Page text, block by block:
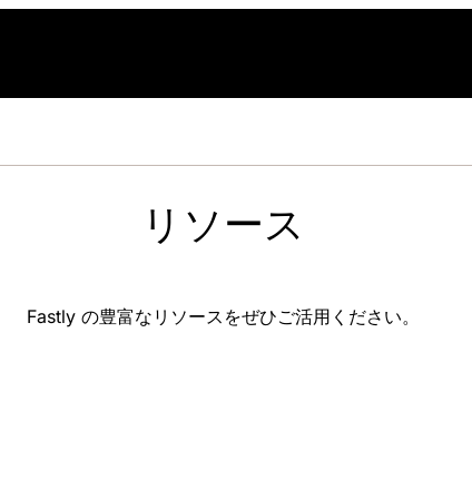
リソース
Fastly の豊富なリソースをぜひご活用ください。